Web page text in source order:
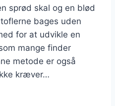
sprød skal og en blød
bages uden
for at udvikle en
mange finder
metode er også
kræver…